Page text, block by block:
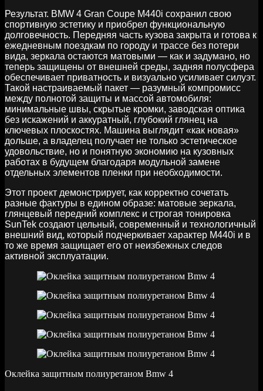
Результат. BMW 4 Gran Coupe M440i сохранил свою
спортивную эстетику и приобрел функциональную
долговечность. Передняя часть кузова закрыта и готова к
ежедневным поездкам по городу и трассе без потери
вида, зеркала остаются матовыми — как и задумано, но
теперь защищены от внешней среды, задняя полусфера
обеспечивает приватность и визуально усиливает силуэт.
Такой настраиваемый пакет — разумный компромисс
между полнотой защиты и массой автомобиля:
минимальные швы, скрытые кромки, заводская оптика
без искажений и аккуратный, глубокий глянец на
ключевых плоскостях. Машина выглядит «как новая»
дольше, а владелец получает не только эстетическое
удовольствие, но и понятную экономию на кузовных
работах в будущем благодаря модульной замене
отдельных элементов пленки при необходимости.
Этот проект демонстрирует, как корректно сочетать
разные фактуры в едином образе: матовые зеркала,
глянцевый передний комплекс и строгая тонировка
SunTek создают цельный, современный и технологичный
внешний вид, который подчеркивает характер M440i и в
то же время защищает его от неизбежных следов
активной эксплуатации.
Оклейка защитным полиуретаном Bmw 4